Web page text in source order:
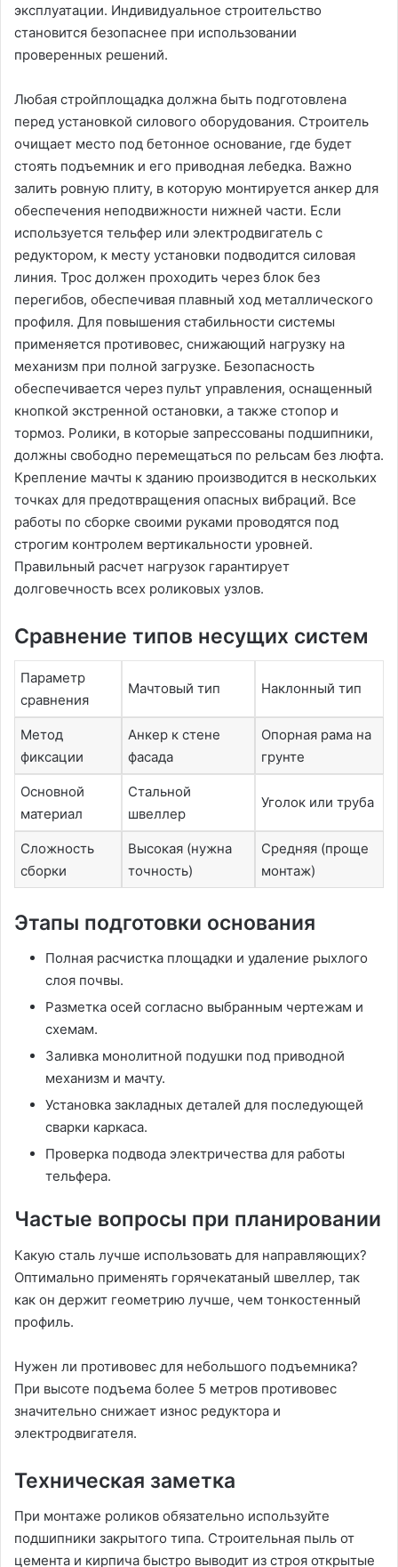
эксплуатации. Индивидуальное строительство
становится безопаснее при использовании
проверенных решений.
Любая стройплощадка должна быть подготовлена
перед установкой силового оборудования. Строитель
очищает место под бетонное основание, где будет
стоять подъемник и его приводная лебедка. Важно
залить ровную плиту, в которую монтируется анкер для
обеспечения неподвижности нижней части. Если
используется тельфер или электродвигатель с
редуктором, к месту установки подводится силовая
линия. Трос должен проходить через блок без
перегибов, обеспечивая плавный ход металлического
профиля. Для повышения стабильности системы
применяется противовес, снижающий нагрузку на
механизм при полной загрузке. Безопасность
обеспечивается через пульт управления, оснащенный
кнопкой экстренной остановки, а также стопор и
тормоз. Ролики, в которые запрессованы подшипники,
должны свободно перемещаться по рельсам без люфта.
Крепление мачты к зданию производится в нескольких
точках для предотвращения опасных вибраций. Все
работы по сборке своими руками проводятся под
строгим контролем вертикальности уровней.
Правильный расчет нагрузок гарантирует
долговечность всех роликовых узлов.
Сравнение типов несущих систем
Параметр
сравнения
Мачтовый тип Наклонный тип
Метод
фиксации
Анкер к стене
фасада
Опорная рама на
грунте
Основной
материал
Стальной
швеллер
Уголок или труба
Сложность
сборки
Высокая (нужна
точность)
Средняя (проще
монтаж)
Этапы подготовки основания
Полная расчистка площадки и удаление рыхлого
слоя почвы.
Разметка осей согласно выбранным чертежам и
схемам.
Заливка монолитной подушки под приводной
механизм и мачту.
Установка закладных деталей для последующей
сварки каркаса.
Проверка подвода электричества для работы
тельфера.
Частые вопросы при планировании
Какую сталь лучше использовать для направляющих?
Оптимально применять горячекатаный швеллер, так
как он держит геометрию лучше, чем тонкостенный
профиль.
Нужен ли противовес для небольшого подъемника?
При высоте подъема более 5 метров противовес
значительно снижает износ редуктора и
электродвигателя.
Техническая заметка
При монтаже роликов обязательно используйте
подшипники закрытого типа. Строительная пыль от
цемента и кирпича быстро выводит из строя открытые